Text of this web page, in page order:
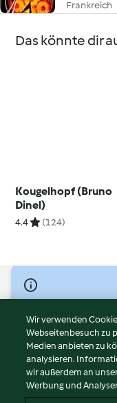
Frankreich
Das könnte dir
Kougelhopf (Bruno
Dinel)
4.4 (124)
© Copyright 2026
Nutzungsbedingungen
Datenschutzrichtlinien
Disclaimer
Impressum
Cookies
Wir verwenden
Webseitenbesuch zu
Medien anbieten zu
analysieren.
wir außerdem an
Werbung und